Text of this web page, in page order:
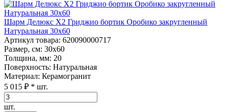
Шарм Делюкс Х2 Гриджио бортик Оробико закругленный
Натуральная 30x60
Артикул товара: 620090000717
Размер, см: 30x60
Толщина, мм: 20
Поверхность: Натуральная
Материал: Керамогранит
5 015 ₽ * шт.
шт.